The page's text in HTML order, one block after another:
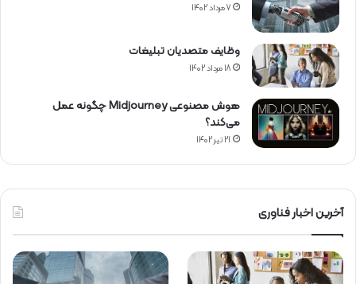
7 مرداد 1402
وظایف متصدیان تبلیغات
18 مرداد 1402
هوش مصنوعی Midjourney چگونه عمل
می‌کند؟
21 تیر 1402
آخرین اخبار فناوری